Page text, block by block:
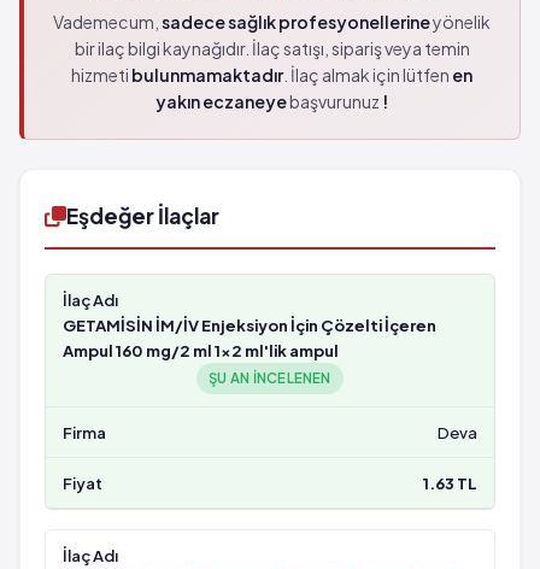
Vademecum, sadece sağlık profesyonellerineyönelik
bir ilaç bilgi kaynağıdır. İlaç satışı, sipariş veya temin
hizmeti bulunmamaktadır. İlaç almak için lütfen en
yakın eczaneyebaşvurunuz !
Eşdeğer İlaçlar
GETAMİSİN İM/İV Enjeksiyon İçin Çözelti İçeren
Ampul 160 mg/2 ml 1x2 ml'lik ampul
ŞU AN INCELENEN
Deva
1.63 TL